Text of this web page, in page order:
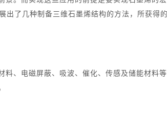
了几种制备三维石墨烯结构的方法，所获得
、电磁屏蔽、吸波、催化、传感及储能材料